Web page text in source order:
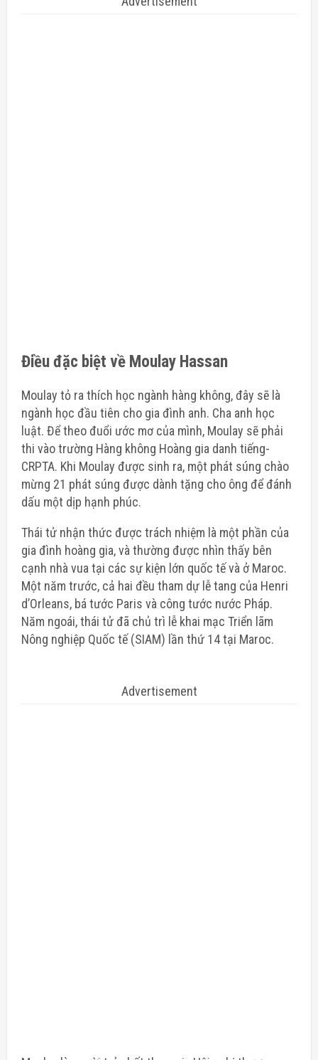
Điều đặc biệt về Moulay Hassan
Moulay tỏ ra thích học ngành hàng không, đây sẽ là
ngành học đầu tiên cho gia đình anh. Cha anh học
luật. Để theo đuổi ước mơ của mình, Moulay sẽ phải
thi vào trường Hàng không Hoàng gia danh tiếng-
CRPTA. Khi Moulay được sinh ra, một phát súng chào
mừng 21 phát súng được dành tặng cho ông để đánh
dấu một dịp hạnh phúc.
Thái tử nhận thức được trách nhiệm là một phần của
gia đình hoàng gia, và thường được nhìn thấy bên
cạnh nhà vua tại các sự kiện lớn quốc tế và ở Maroc.
Một năm trước, cả hai đều tham dự lễ tang của Henri
d’Orleans, bá tước Paris và công tước nước Pháp.
Năm ngoái, thái tử đã chủ trì lễ khai mạc Triển lãm
Nông nghiệp Quốc tế (SIAM) lần thứ 14 tại Maroc.
Advertisement